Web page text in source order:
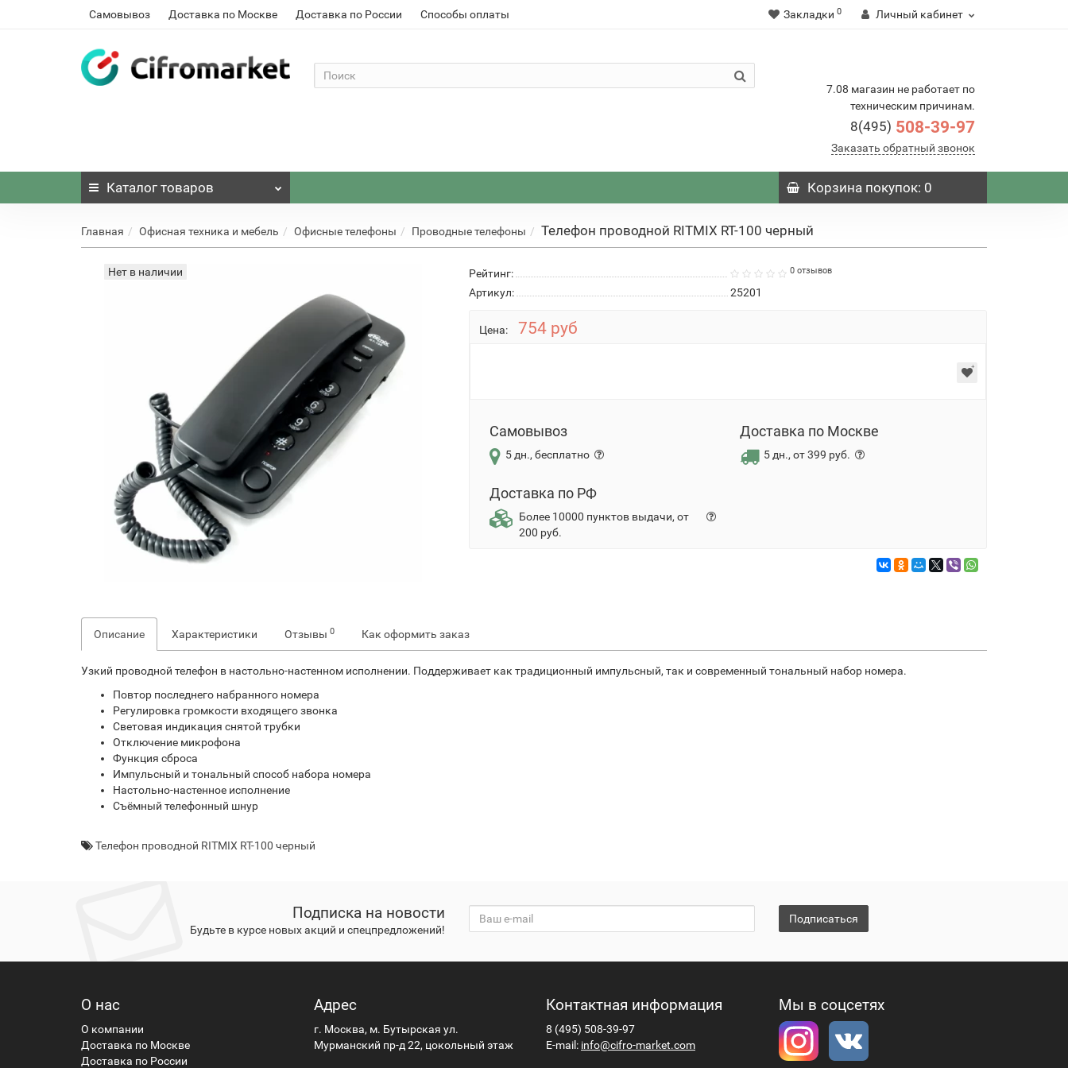
Самовывоз Доставка по Москве Доставка по России Способы оплаты Закладки 0 Личный кабинет
7.08 магазин не работает по
техническим причинам.
8(495) 508-39-97
Заказать обратный звонок
Каталог товаров Корзинапокупок: 0
Главная Офисная техника и мебель Офисные телефоны Проводные телефоны Телефон проводной RITMIX RT-100 черный
Нет в наличии Рейтинг: 0 отзывов
Артикул: 25201
Цена: 754 руб
Самовывоз
5 дн., бесплатно
Доставка по Москве
5 дн., от 399 руб.
Доставка по РФ
Более 10000 пунктов выдачи, от
200 руб.
Описание Характеристики Отзывы 0 Как оформить заказ
Узкий проводной телефон в настольно-настенном исполнении. Поддерживает как традиционный импульсный, так и современный тональный набор номера.
Повтор последнего набранного номера
Регулировка громкости входящего звонка
Световая индикация снятой трубки
Отключение микрофона
Функция сброса
Импульсный и тональный способ набора номера
Настольно-настенное исполнение
Съёмный телефонный шнур
Телефон проводной RITMIX RT-100 черный
Подписка на новости
Будьте в курсе новых акций и спецпредложений!
Подписаться
О нас
О компании
Доставка по Москве
Доставка по России
Адрес
г. Москва, м. Бутырская ул.
Мурманский пр-д 22, цокольный этаж
Контактная информация
8 (495) 508-39-97
E-mail: info@cifro-market.com
Мы в соцсетях